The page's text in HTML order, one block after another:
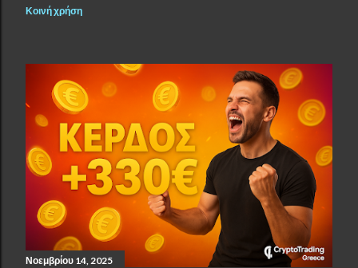
Κοινή χρήση
Νοεμβρίου 14, 2025